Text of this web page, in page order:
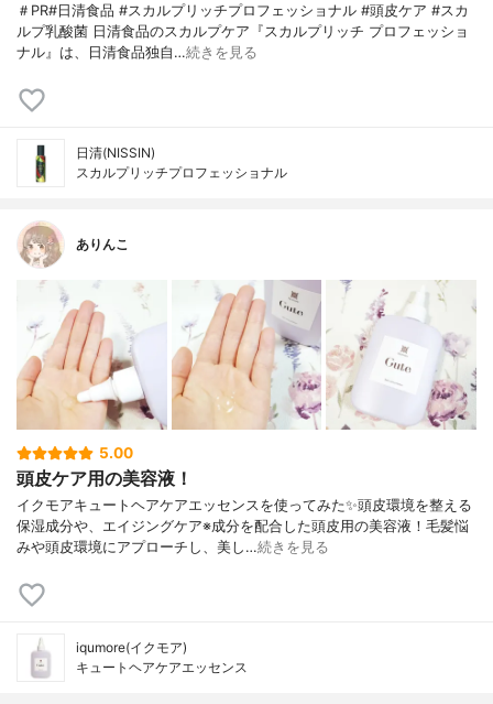
＃PR#日清食品 #スカルプリッチプロフェッショナル #頭皮ケア #スカ
ルプ乳酸菌 日清食品のスカルプケア『スカルプリッチ プロフェッショ
ナル』は、日清食品独自…続きを見る
日清(NISSIN)
スカルプリッチプロフェッショナル
ありんこ
5.00
頭皮ケア用の美容液！
イクモアキュートヘアケアエッセンスを使ってみた✨頭皮環境を整える
保湿成分や、エイジングケア※成分を配合した頭皮用の美容液！毛髪悩
みや頭皮環境にアプローチし、美し…続きを見る
iqumore(イクモア)
キュートヘアケアエッセンス